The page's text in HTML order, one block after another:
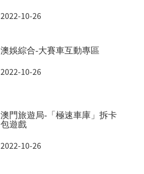
2022-10-26
澳娛綜合-大賽車互動專區
2022-10-26
澳門旅遊局-「極速車庫」拆卡
包遊戲
2022-10-26